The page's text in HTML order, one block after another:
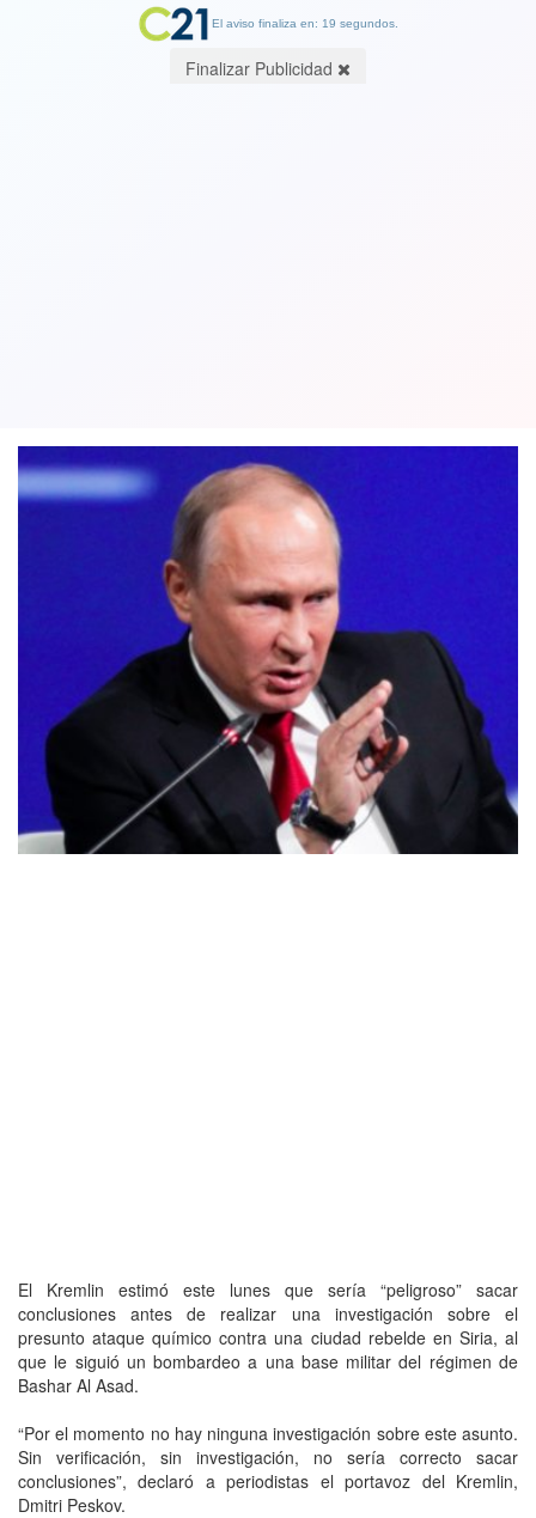
El Kremlin estimó este lunes que sería “peligroso” sacar
conclusiones antes de realizar una investigación sobre el
presunto ataque químico contra una ciudad rebelde en Siria, al
que le siguió un bombardeo a una base militar del régimen de
Bashar Al Asad.
“Por el momento no hay ninguna investigación sobre este asunto.
Sin verificación, sin investigación, no sería correcto sacar
conclusiones”, declaró a periodistas el portavoz del Kremlin,
Dmitri Peskov.
El aviso finaliza en: 19 segundos.
Finalizar Publicidad